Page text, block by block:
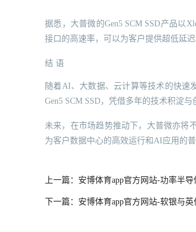
据悉，大普微的Gen5 SCM SSD产品以
接口的高速率，可以为客户提供超低延
结 语
随着AI、大数据、云计算等技术的快速
Gen5 SCM SSD，凭借多年的技术积淀
未来，在市场趋势推动下，大普微亦将
为客户数据中心的高效运行和AI应用的普
上一篇：安博体育app官方网站-功率半
下一篇：安博体育app官方网站-软银与